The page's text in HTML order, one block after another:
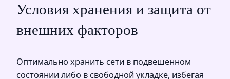
Условия хранения и защита от
внешних факторов
Оптимально хранить сети в подвешенном
состоянии либо в свободной укладке, избегая